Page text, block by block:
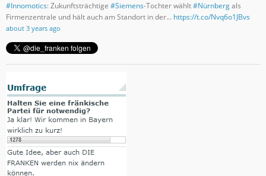
#Innomotics: Zukunftsträchtige #Siemens-Tochter wählt#Nürnbergals
Firmenzentrale und hält auch am Standort in der… https://t.co/Nvq6o1JBvs
about 3 years ago